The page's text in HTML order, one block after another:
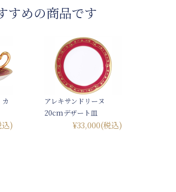
すめの商品です
)
アレキサンドリーヌ
20cmデザート皿
¥33,000(税込)